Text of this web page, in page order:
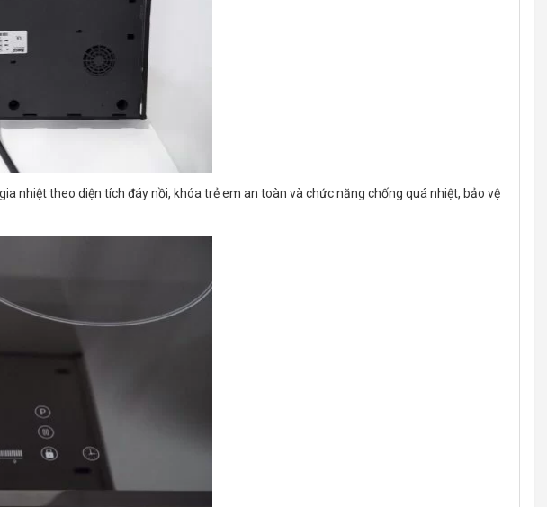
nhiệt theo diện tích đáy nồi, khóa trẻ em an toàn và chức năng chống quá nhiệt, bảo vệ